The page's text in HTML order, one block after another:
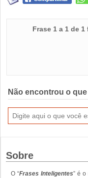
Frase 1 a 1 de
Não encontrou o
Sobre
O “Frases Inteligentes” é